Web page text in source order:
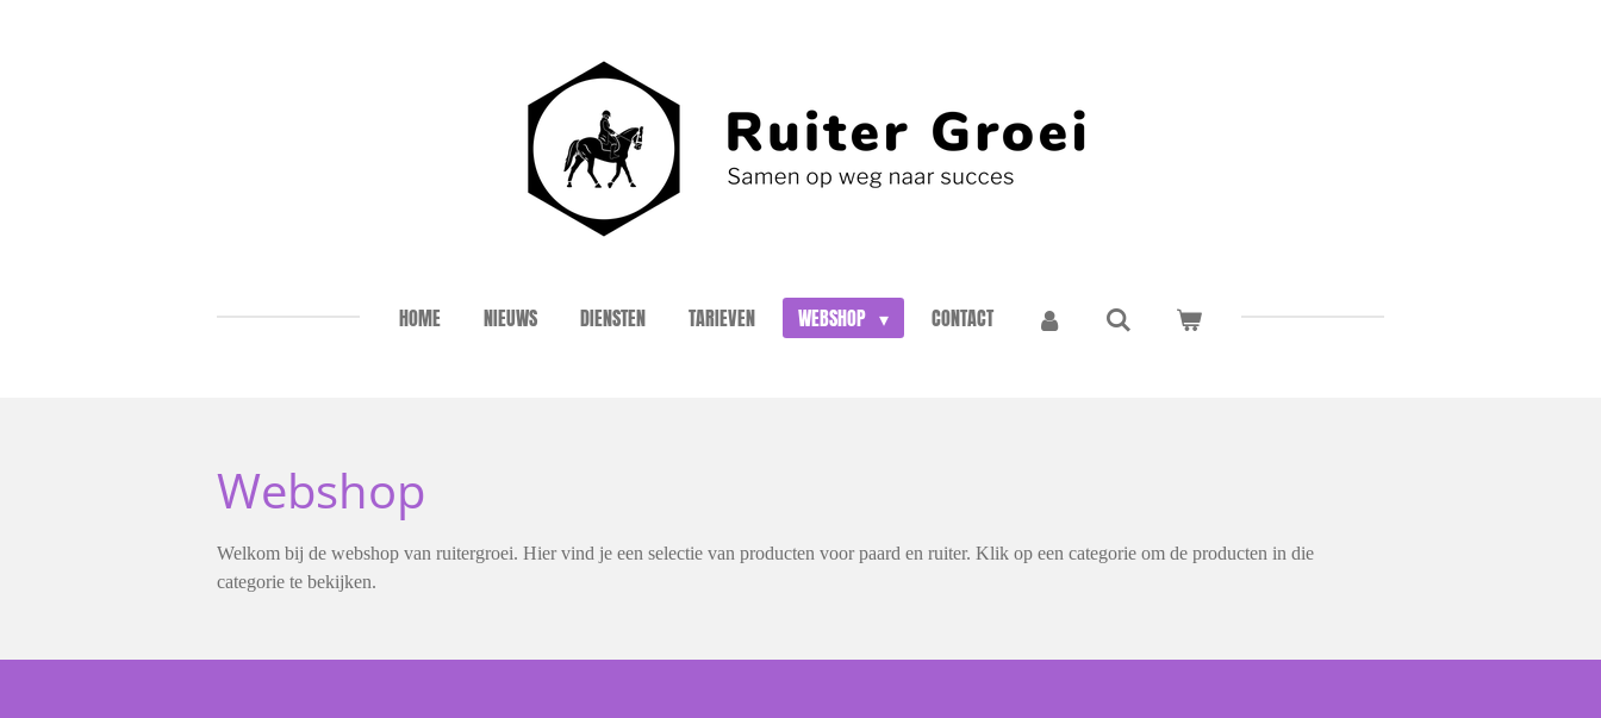
HOME NIEUWS DIENSTEN TARIEVEN WEBSHOP CONTACT
Webshop
Welkom bij de webshop van ruitergroei. Hier vind je een selectie van producten voor paard en ruiter. Klik op een categorie om de producten in die
categorie te bekijken.